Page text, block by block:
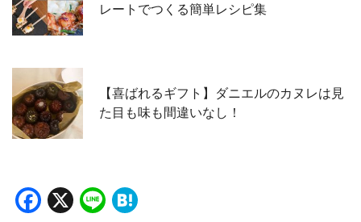
レートでつくる簡単レシピ集
【喜ばれるギフト】ダニエルのカヌレは見
た目も味も間違いなし！
Facebook
X Line